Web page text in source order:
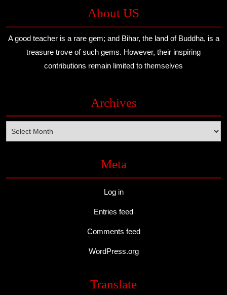
About US
A good teacher is a rare gem; and Bihar, the land of Buddha, is a
treasure trove of such gems. However, their inspiring
contributions remain limited to themselves
Archives
Meta
Log in
Entries feed
Comments feed
WordPress.org
Translate